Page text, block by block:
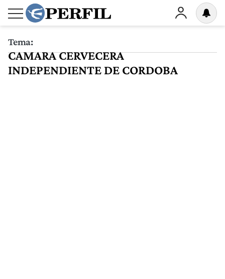
Tema:
CAMARA CERVECERA
INDEPENDIENTE DE CORDOBA